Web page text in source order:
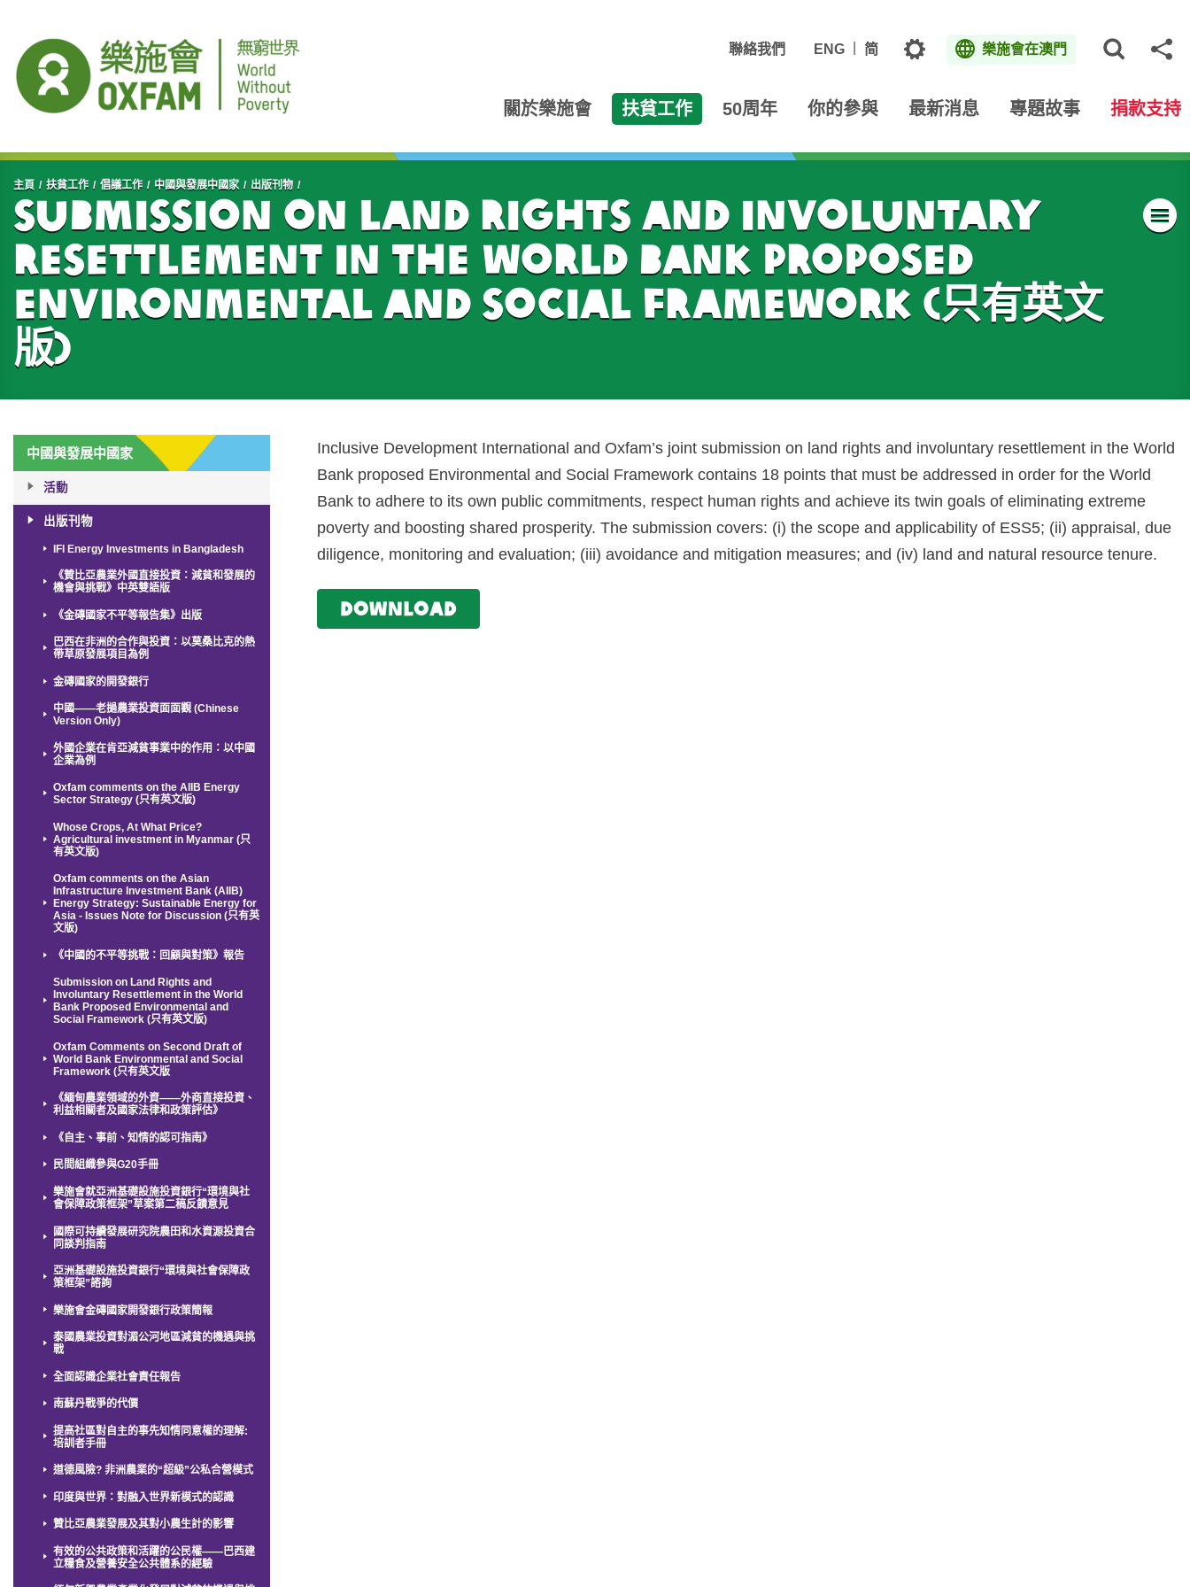
聯絡我們 ENG 简 主題 樂施會在澳門
關於樂施會 扶貧工作 50周年 你的參與 最新消息 專題故事 捐款支持
開始主要內容
主頁 扶貧工作 倡議工作 中國與發展中國家 出版刊物
Submission on Land Rights and Involuntary
Resettlement in the World Bank Proposed
Environmental and Social Framework (只有英文
版)
中國與發展中國家
活動
出版刊物
IFI Energy Investments in Bangladesh
《贊比亞農業外國直接投資：減貧和發展的
機會與挑戰》中英雙語版
《金磚國家不平等報告集》出版
巴西在非洲的合作與投資：以莫桑比克的熱
帶草原發展項目為例
金磚國家的開發銀行
中國——老撾農業投資面面觀 (Chinese
Version Only)
外國企業在肯亞減貧事業中的作用：以中國
企業為例
Oxfam comments on the AIIB Energy
Sector Strategy (只有英文版)
Whose Crops, At What Price?
Agricultural investment in Myanmar (只
有英文版)
Oxfam comments on the Asian
Infrastructure Investment Bank (AIIB)
Energy Strategy: Sustainable Energy for
Asia - Issues Note for Discussion (只有英
文版)
《中國的不平等挑戰：回顧與對策》報告
Submission on Land Rights and
Involuntary Resettlement in the World
Bank Proposed Environmental and
Social Framework (只有英文版)
Oxfam Comments on Second Draft of
World Bank Environmental and Social
Framework (只有英文版
《緬甸農業領域的外資——外商直接投資、
利益相關者及國家法律和政策評估》
《自主、事前、知情的認可指南》
民間組織參與G20手冊
樂施會就亞洲基礎設施投資銀行“環境與社
會保障政策框架”草案第二稿反饋意見
國際可持續發展研究院農田和水資源投資合
同談判指南
亞洲基礎設施投資銀行“環境與社會保障政
策框架”諮詢
樂施會金磚國家開發銀行政策簡報
泰國農業投資對湄公河地區減貧的機遇與挑
戰
全面認識企業社會責任報告
南蘇丹戰爭的代價
提高社區對自主的事先知情同意權的理解:
培訓者手冊
道德風險? 非洲農業的“超級”公私合營模式
印度與世界：對融入世界新模式的認識
贊比亞農業發展及其對小農生計的影響
有效的公共政策和活躍的公民權——巴西建
立糧食及營養安全公共體系的經驗
Inclusive Development International and Oxfam’s joint submission on land rights and involuntary resettlement in the World
Bank proposed Environmental and Social Framework contains 18 points that must be addressed in order for the World
Bank to adhere to its own public commitments, respect human rights and achieve its twin goals of eliminating extreme
poverty and boosting shared prosperity. The submission covers: (i) the scope and applicability of ESS5; (ii) appraisal, due
diligence, monitoring and evaluation; (iii) avoidance and mitigation measures; and (iv) land and natural resource tenure.
Download